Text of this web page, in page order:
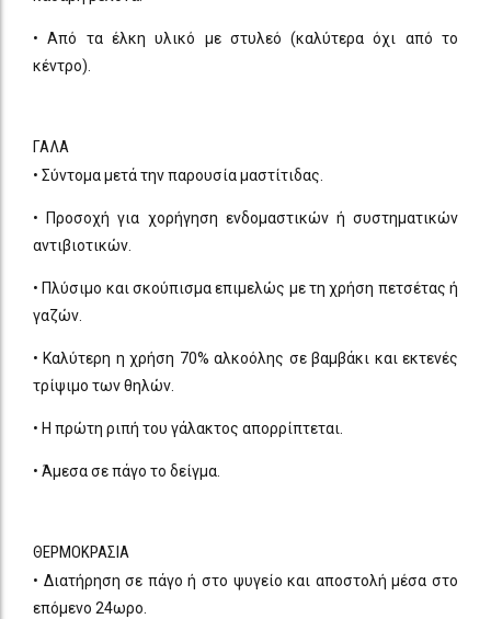
• Από τα έλκη υλικό με στυλεό (καλύτερα όχι από το
κέντρο).
ΓΑΛΑ
• Σύντομα μετά την παρουσία μαστίτιδας.
• Προσοχή για χορήγηση ενδομαστικών ή συστηματικών
αντιβιοτικών.
• Πλύσιμο και σκούπισμα επιμελώς με τη χρήση πετσέτας ή
γαζών.
• Καλύτερη η χρήση 70% αλκοόλης σε βαμβάκι και εκτενές
τρίψιμο των θηλών.
• Η πρώτη ριπή του γάλακτος απορρίπτεται.
• Άμεσα σε πάγο το δείγμα.
ΘΕΡΜΟΚΡΑΣΙΑ
• Διατήρηση σε πάγο ή στο ψυγείο και αποστολή μέσα στο
επόμενο 24ωρο.